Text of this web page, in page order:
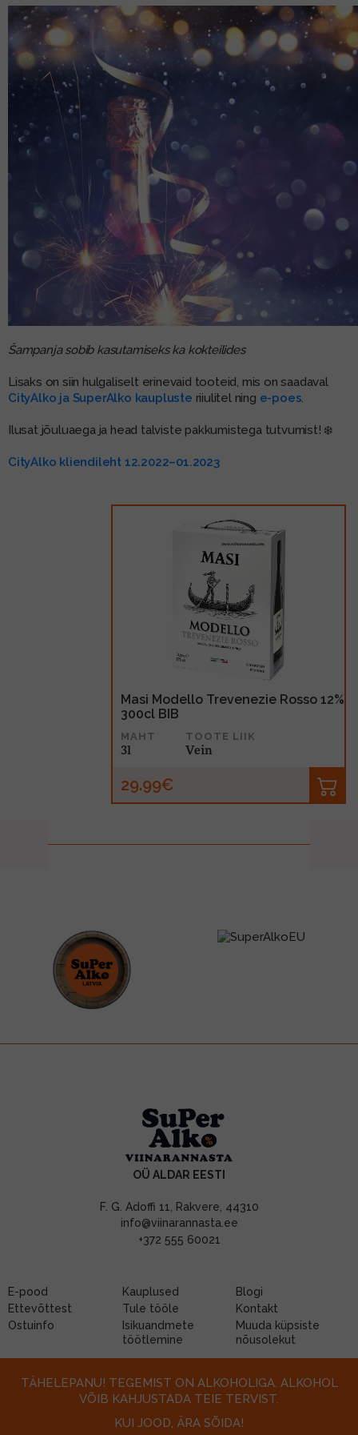
Šampanja sobib kasutamiseks ka kokteilides
Lisaks on siin hulgaliselt erinevaid tooteid, mis on saadaval
CityAlko ja SuperAlko kaupluste riiulitel ning e-poes.
Ilusat jõuluaega ja head talviste pakkumistega tutvumist! ❄️
CityAlko kliendileht 12.2022–01.2023
Masi Modello Trevenezie Rosso 12%
300cl BIB
TOOTE LIIK
29.99€
OÜ ALDAR EESTI
F. G. Adoffi 11, Rakvere, 44310
info@viinarannasta.ee
+372 555 60021
E-pood Kauplused
Blogi
Ettevõttest
Tule tööle
Kontakt
Ostuinfo
Isikuandmete
töötlemine
Muuda küpsiste
nõusolekut
TÄHELEPANU! TEGEMIST ON ALKOHOLIGA. ALKOHOL
VÕIB KAHJUSTADA TEIE TERVIST.
KUI JOOD, ÄRA SÕIDA!